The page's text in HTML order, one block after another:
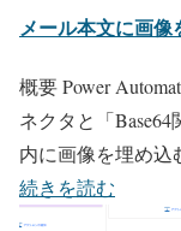
メール本文に画像
概要 Power
ネクタと「
内に画像を埋め込
続きを読む